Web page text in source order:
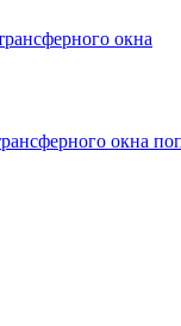
окна
окна